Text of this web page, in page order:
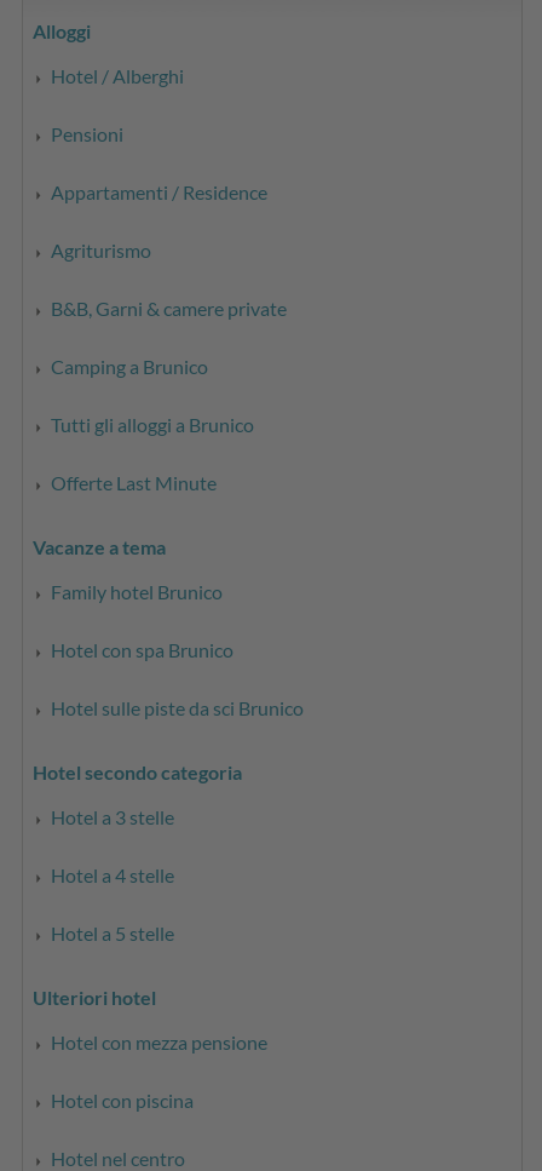
Alloggi
Hotel / Alberghi
Pensioni
Appartamenti / Residence
Agriturismo
B&B, Garni & camere private
Camping a Brunico
Tutti gli alloggi a Brunico
Offerte Last Minute
Vacanze a tema
Family hotel Brunico
Hotel con spa Brunico
Hotel sulle piste da sci Brunico
Hotel secondo categoria
Hotel a 3 stelle
Hotel a 4 stelle
Hotel a 5 stelle
Ulteriori hotel
Hotel con mezza pensione
Hotel con piscina
Hotel nel centro